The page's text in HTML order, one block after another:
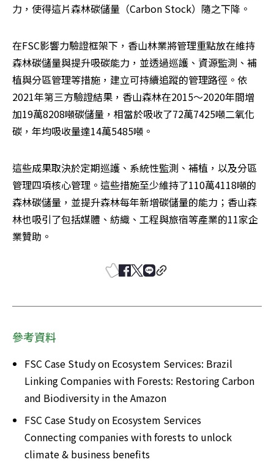
力，使得這片森林碳儲量（Carbon Stock）隨之下降。
在FSC影響力驗證框架下，香山林業將管理重點放在維持
森林碳儲量與提升吸碳能力，並透過巡護、資源監測、補
植與分區管理等措施，建立可持續追蹤的管理路徑。依
2021年第三方驗證結果，香山森林在2015～2020年間增
加19萬8208噸碳儲量，相當於吸收了72萬7425噸二氧化
碳，年均吸收量達14萬5485噸。
這些成果取決於定期巡護、系統性監測、補植，以及分區
管理四項核心管理。這些措施至少維持了110萬4118噸的
森林碳儲量，並提升森林每年新增碳儲量的能力；香山森
林也吸引了包括媒體、紡織、工程與旅宿等產業的11家企
業贊助。
參考資料
FSC Case Study on Ecosystem Services: Brazil
Linking Companies with Forests: Restoring Carbon
and Biodiversity in the Amazon
FSC Case Study on Ecosystem Services
Connecting companies with forests to unlock
climate & business benefits